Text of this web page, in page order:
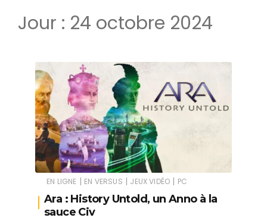
Jour : 24 octobre 2024
EN LIGNE | EN VERSUS | JEUX VIDÉO | PC
Ara : History Untold, un Anno à la
sauce Civ